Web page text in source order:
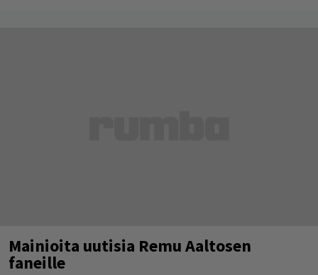
Mainioita uutisia Remu Aaltosen
faneille